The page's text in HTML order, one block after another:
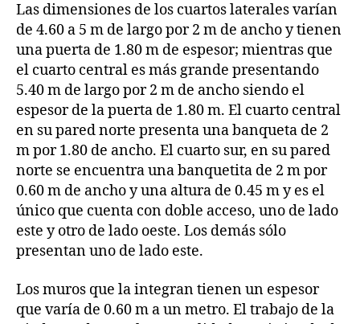
Las dimensiones de los cuartos laterales varían
de 4.60 a 5 m de largo por 2 m de ancho y tienen
una puerta de 1.80 m de espesor; mientras que
el cuarto central es más grande presentando
5.40 m de largo por 2 m de ancho siendo el
espesor de la puerta de 1.80 m. El cuarto central
en su pared norte presenta una banqueta de 2
m por 1.80 de ancho. El cuarto sur, en su pared
norte se encuentra una banquetita de 2 m por
0.60 m de ancho y una altura de 0.45 m y es el
único que cuenta con doble acceso, uno de lado
este y otro de lado oeste. Los demás sólo
presentan uno de lado este.
Los muros que la integran tienen un espesor
que varía de 0.60 m a un metro. El trabajo de la